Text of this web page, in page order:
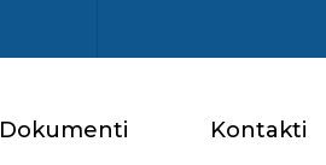
Dokumenti Kontakti